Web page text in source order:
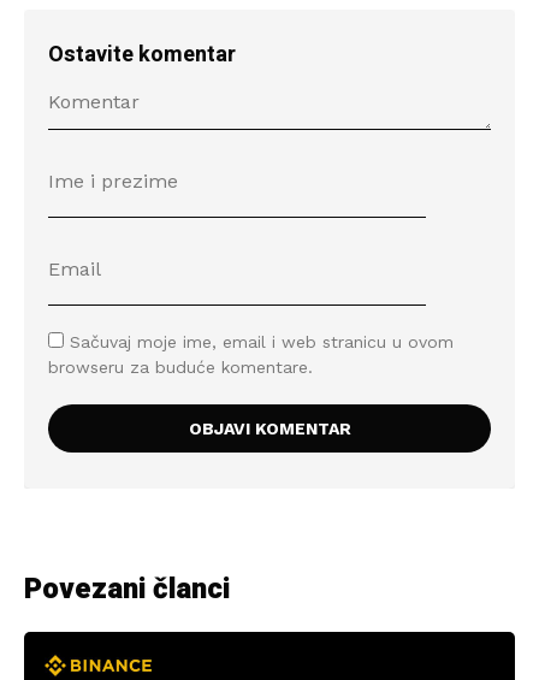
Ostavite komentar
Sačuvaj moje ime, email i web stranicu u ovom
browseru za buduće komentare.
Povezani članci